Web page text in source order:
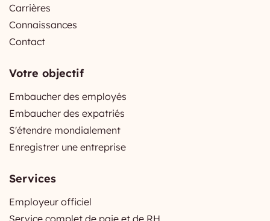
Carrières
Connaissances
Contact
Votre objectif
Embaucher des employés
Embaucher des expatriés
S'étendre mondialement
Enregistrer une entreprise
Services
Employeur officiel
Service complet de paie et de RH